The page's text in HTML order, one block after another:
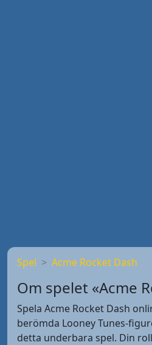
Spel Acme Rocket Dash
Om spelet «Acme
Spela Acme Rocket Dash
berömda Looney Tunes-
detta underbara spel. Din